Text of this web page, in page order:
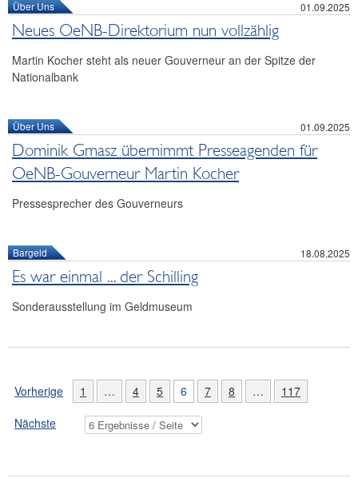
Über Uns 01.09.2025
Neues OeNB-Direktorium nun vollzählig
Martin Kocher steht als neuer Gouverneur an der Spitze der
Nationalbank
Über Uns 01.09.2025
Dominik Gmasz übernimmt Presseagenden für
OeNB-Gouverneur Martin Kocher
Pressesprecher des Gouverneurs
Bargeld 18.08.2025
Es war einmal ... der Schilling
Sonderausstellung im Geldmuseum
Vorherige 1 … 4 5 6 7 8 …
117
Nächste